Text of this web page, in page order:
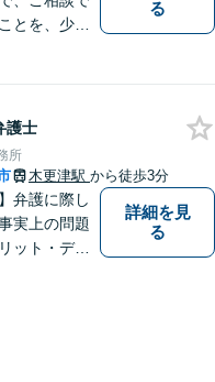
とを、少し
。お客様全
け、スムー
る
護士
所
木更津駅 から徒歩3分
弁護に際し
実上の問題
ット・デメ
詳細を見
る